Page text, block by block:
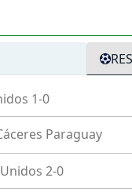
1-0
Paraguay
2-0